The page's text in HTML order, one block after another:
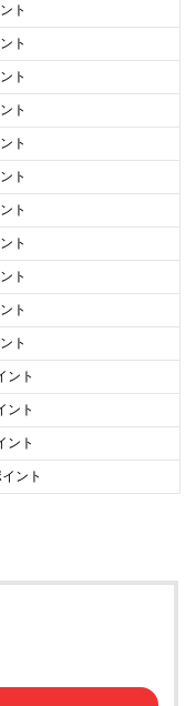
ト
ト
ト
ト
ト
ト
ト
ト
ト
ト
ト
ント
ント
ント
ント